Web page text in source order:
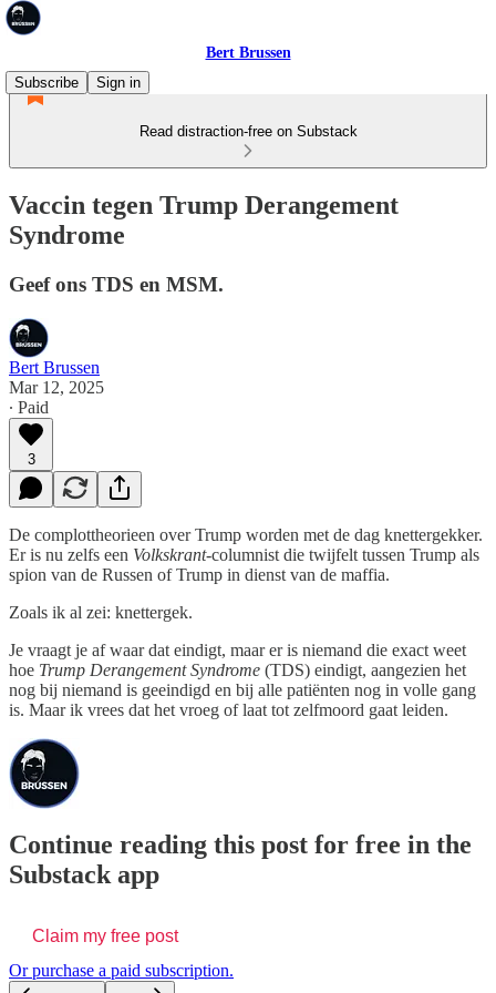
Bert Brussen
Subscribe
Sign in
Read distraction-free on Substack
Vaccin tegen Trump Derangement
Syndrome
Geef ons TDS en MSM.
Bert Brussen
Mar 12, 2025
∙ Paid
3
De complottheorieen over Trump worden met de dag knettergekker.
Er is nu zelfs een Volkskrant-columnist die twijfelt tussen Trump als
spion van de Russen of Trump in dienst van de maffia.
Zoals ik al zei: knettergek.
Je vraagt je af waar dat eindigt, maar er is niemand die exact weet
hoe Trump Derangement Syndrome (TDS) eindigt, aangezien het
nog bij niemand is geeindigd en bij alle patiënten nog in volle gang
is. Maar ik vrees dat het vroeg of laat tot zelfmoord gaat leiden.
Continue reading this post for free in the
Substack app
Claim my free post
Or purchase a paid subscription.